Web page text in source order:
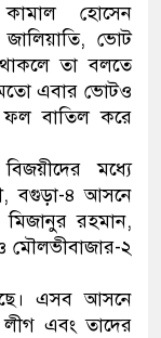
ম্যাগাজিন ও গুলিসহ
শিশু আটক
দুইজনকে গ্রেফতার
হোসেন
ভোট
তা বলতে
এবার ভোটও
ফল বাতিল করে
বিজয়ীদের মধ্যে
বগুড়া-৪ আসনে
রহমান,
মৌলভীবাজার-২
এসব আসনে
লীগ এবং তাদের